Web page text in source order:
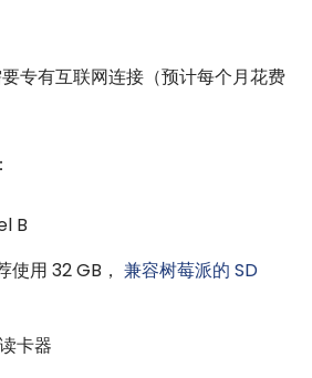
专有互联网连接（预计每个月花费
B
用 32 GB， 兼容树莓派的 SD
卡器